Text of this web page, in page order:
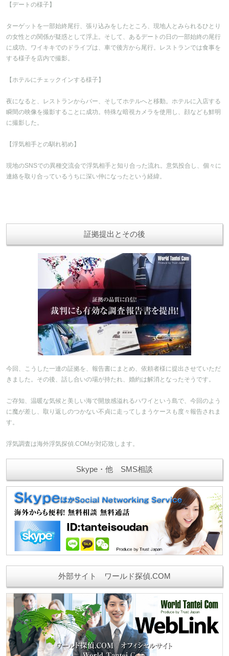
【デートの様子】
ターゲットを一部始終尾行、張り込みをしたところ、現地人とみられるひとり
の女性との関係が疑惑として浮上。そして、あるデートの日の一部始終の尾行
に成功。ワイキキでのドライブは、車で後方から尾行。レストランでは食事を
する様子を店内で撮影。
【ホテルにチェックインする様子】
夜になると、レストランからバー、そしてホテルへと移動。ホテルに入店する
瞬間の映像を撮影することに成功。特殊な暗視カメラを使用し、顔なども鮮明
に撮影した。
【浮気相手との馴れ初め】
現地のSNSでの異種交流会で浮気相手と知り合った流れ。意気投合し、個々に
連絡を取り合っているうちに深い仲になったという経緯。
証拠提出とその後
今回、こうした一連の証拠を、報告書にまとめ、依頼者様に提出させていただ
きました。その後、話し合いの場が持たれ、婚約は解消となったそうです。
ご存知、温暖な気候と美しい海で開放感溢れるハワイという島で、今回のよう
に魔が差し、取り返しのつかない不貞に走ってしまうケースも度々報告されま
す。
浮気調査は海外浮気探偵.COMが対応致します。
Skype・他 SMS相談
外部サイト ワールド探偵.COM